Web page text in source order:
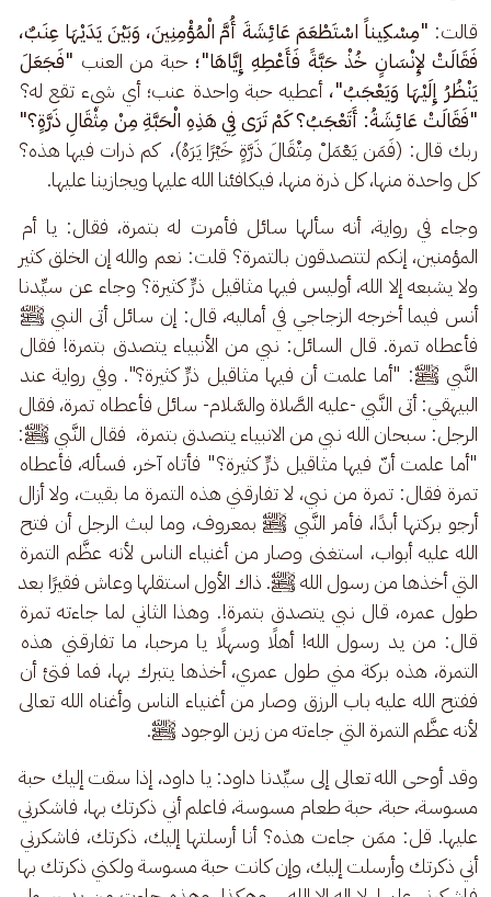
قالت: "مِسْكِيناً اسْتَطْعَمَ عَائِشَةَ أُمَّ الْمُؤْمِنِينَ، وَبَيْنَ يَدَيْهَا عِنَبٌ،
فَقَالَتْ لإِنْسَانٍ خُذْ حَبَّةً فَأَعْطِهِ إِيَّاهَا"؛ حبة من العنب "فَجَعَلَ
يَنْظُرُ إِلَيْهَا وَيَعْجَبُ"، أعطيه حبة واحدة عنب؛ أي شيء تقع له؟
"فَقَالَتْ عَائِشَةُ: أَتَعْجَبُ؟ كَمْ تَرَى فِي هَذِهِ الْحَبَّةِ مِنْ مِثْقَالِ ذَرَّةٍ؟"
ربك قال: (فَمَن يَعْمَلْ مِثْقَالَ ذَرَّةٍ خَيْرًا يَرَهُ)،  كم ذرات فيها هذه؟
كل واحدة منها، كل ذرة منها، فيكافئنا الله عليها ويجازينا عليها.
وجاء في رواية، أنه سألها سائل فأمرت له بتمرة، فقال: يا أم
المؤمنين، إنكم لتتصدقون بالتمرة؟ قلت: نعم والله إن الخلق كثير
ولا يشبعه إلا الله، أوليس فيها مثاقيل ذرٍّ كثيرة؟ وجاء عن سيِّدنا
أنس فيما أخرجه الزجاجي في أماليه، قال: إن سائل أتى النبي ﷺ
فأعطاه تمرة. قال السائل: نبي من الأنبياء يتصدق بتمرة! فقال
النَّبي ﷺ: "أما علمت أن فيها مثاقيل ذرٍّ كثيرة؟". وفي رواية عند
البيهقي: أتى النَّبي -عليه الصَّلاة والسَّلام- سائل فأعطاه تمرة، فقال
الرجل: سبحان الله نبي من الانبياء يتصدق بتمرة،  فقال النَّبي ﷺ:
"أما علمت أنّ فيها مثاقيل ذرٍّ كثيرة؟" فأتاه آخر، فسأله، فأعطاه
تمرة فقال: تمرة من نبي، لا تفارقني هذه التمرة ما بقيت، ولا أزال
أرجو بركتها أبدًا، فأمر النَّبي ﷺ بمعروف، وما لبث الرجل أن فتح
الله عليه أبواب، استغنى وصار من أغنياء الناس لأنه عظَّم التمرة
التي أخذها من رسول الله ﷺ. ذاك الأول استقلها وعاش فقيرًا بعد
طول عمره، قال نبي يتصدق بتمرة!. وهذا الثاني لما جاءته تمرة
قال: من يد رسول الله! أهلًا وسهلًا يا مرحبا، ما تفارقني هذه
التمرة، هذه بركة مني طول عمري، أخذها يتبرك بها، فما فتئ أن
ففتح الله عليه باب الرزق وصار من أغنياء الناس وأغناه الله تعالى
لأنه عظَّم التمرة التي جاءته من زين الوجود ﷺ.
وقد أوحى الله تعالى إلى سيِّدنا داود: يا داود، إذا سقت إليك حبة
مسوسة، حبة، حبة طعام مسوسة، فاعلم أني ذكرتك بها، فاشكرني
عليها. قل: ممَن جاءت هذه؟ أنا أرسلتها إليك، ذكرتك، فاشكرني
أني ذكرتك وأرسلت إليك، وإن كانت حبة مسوسة ولكني ذكرتك بها